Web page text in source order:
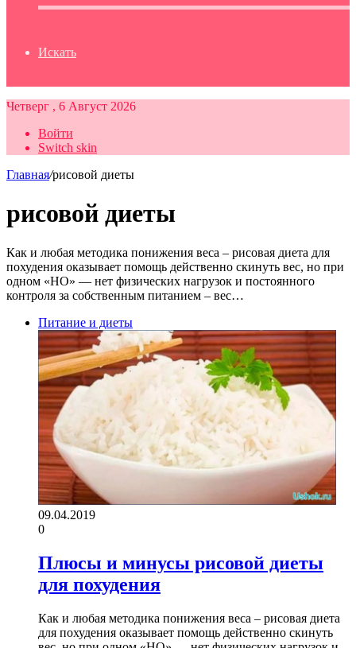
Искать
Четверг , 6 Август 2026
Войти
Switch skin
Главная/рисовой диеты
рисовой диеты
Как и любая методика понижения веса – рисовая диета для
похудения оказывает помощь действенно скинуть вес, но при
одном «НО» — нет физических нагрузок и постоянного
контроля за собственным питанием – вес…
Питание и диеты
09.04.2019
0
Плюсы и минусы рисовой диеты
для похудения
Как и любая методика понижения веса – рисовая диета
для похудения оказывает помощь действенно скинуть